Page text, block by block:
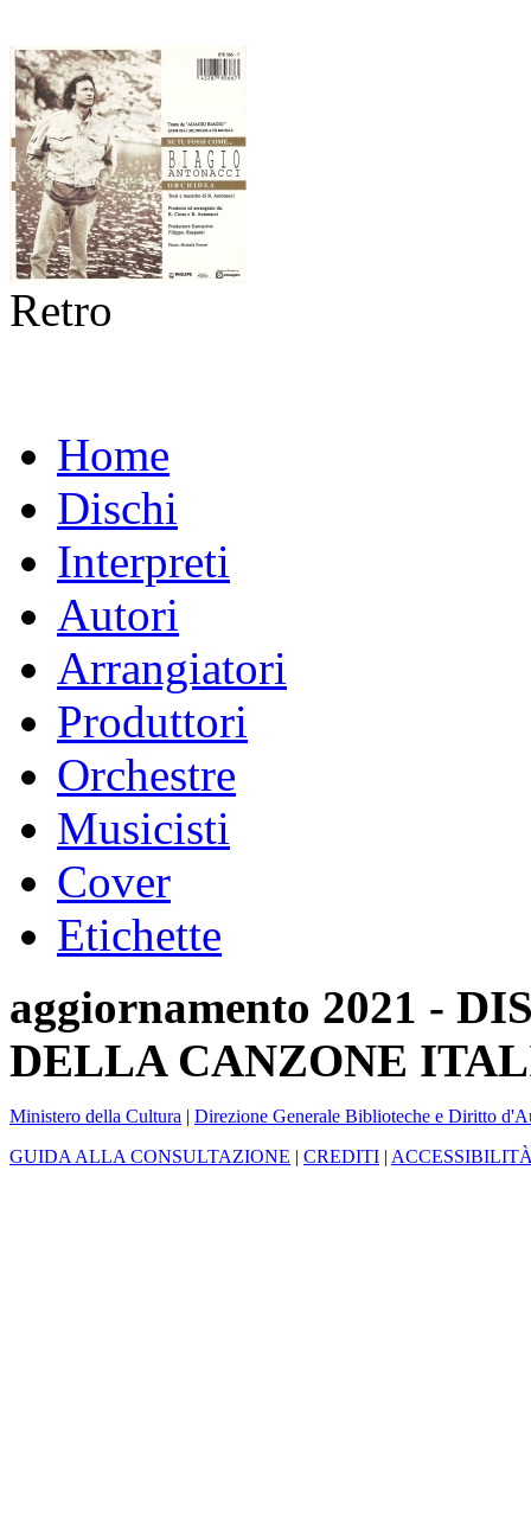
Retro
Home
Dischi
Interpreti
Autori
Arrangiatori
Produttori
Orchestre
Musicisti
Cover
Etichette
aggiornamento 2021 -
DELLA CANZONE
Ministero della Cultura | Direzione Generale Biblioteche e Diritto
GUIDA ALLA CONSULTAZIONE | CREDITI |